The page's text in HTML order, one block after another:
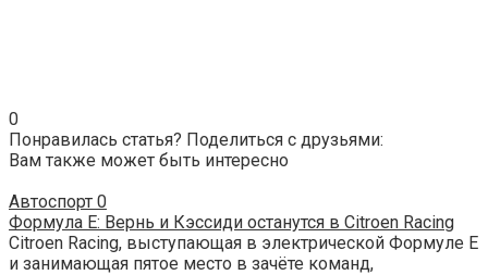
0
Понравилась статья? Поделиться с друзьями:
Вам также может быть интересно
Автоспорт 0
Формула Е: Вернь и Кэссиди останутся в Citroen Racing
Citroen Racing, выступающая в электрической Формуле Е
и занимающая пятое место в зачёте команд,